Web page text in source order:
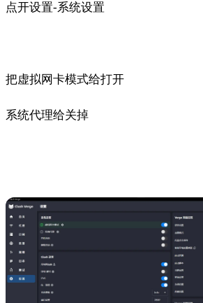
点开设置-系统设置
把虚拟网卡模式给打开
系统代理给关掉